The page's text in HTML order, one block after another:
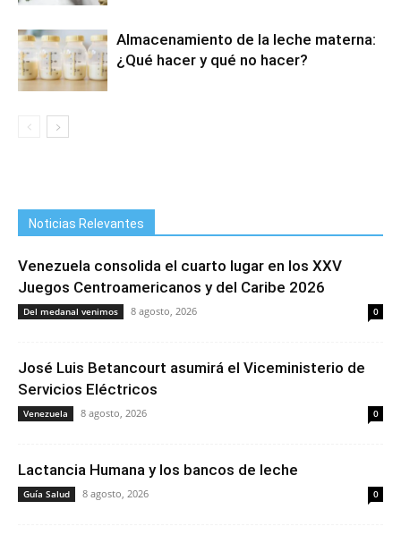
Almacenamiento de la leche materna:
¿Qué hacer y qué no hacer?
Noticias Relevantes
Venezuela consolida el cuarto lugar en los XXV
Juegos Centroamericanos y del Caribe 2026
Del medanal venimos 8 agosto, 2026 0
José Luis Betancourt asumirá el Viceministerio de
Servicios Eléctricos
Venezuela 8 agosto, 2026 0
Lactancia Humana y los bancos de leche
Guía Salud 8 agosto, 2026 0